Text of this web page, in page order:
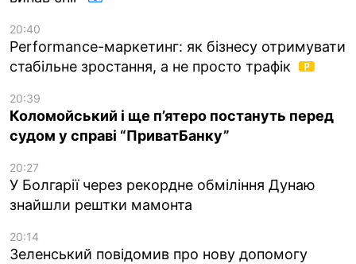
20:40
Performance-маркетинг: як бізнесу отримувати
стабільне зростання, а не просто трафік
20:39
Коломойський і ще п’ятеро постануть перед
судом у справі “ПриватБанку”
20:27
У Болгарії через рекордне обміління Дунаю
знайшли рештки мамонта
20:14
Зеленський повідомив про нову допомогу